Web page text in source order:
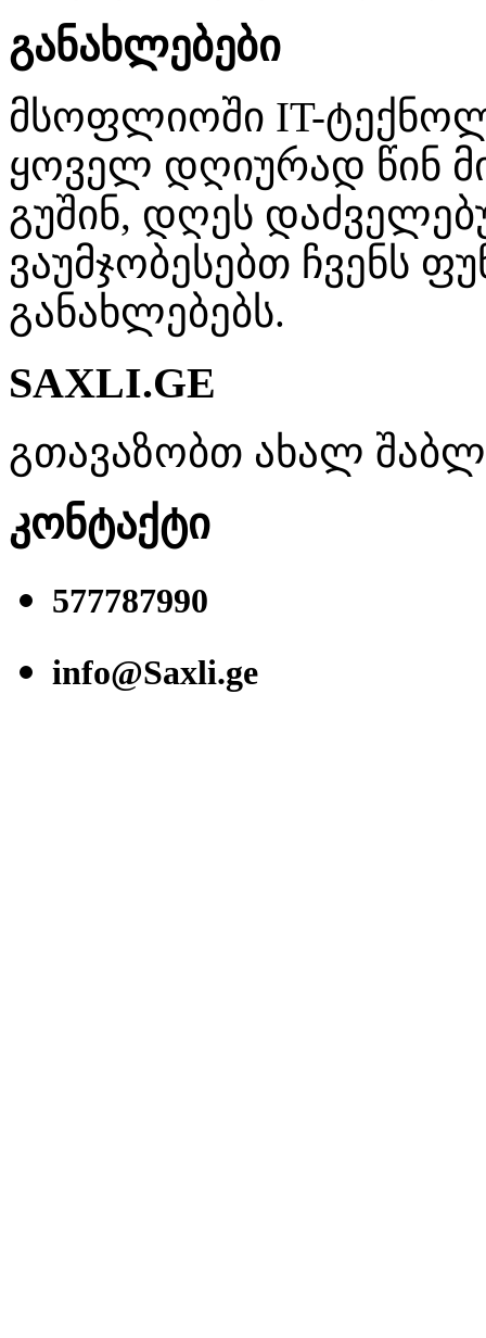
განახლებები
მსოფლიოში IT-
ყოველ დღიურად წინ
გუშინ, დღეს
ვაუმჯობესებთ ჩვენს
განახლებებს.
SAXLI.GE
გთავაზობთ ახალ
კონტაქტი
577787990
info@Saxli.ge